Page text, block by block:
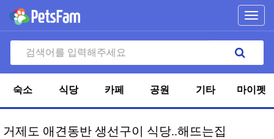
숙소 식당 카페 공원 기타 마이펫
거제도 애견동반 생선구이 식당..해뜨는집